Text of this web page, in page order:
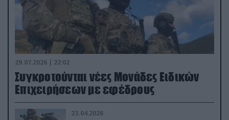
29.07.2026 | 22:02
Συγκροτούνται νέες Μονάδες Ειδικών
Επιχειρήσεων με εφέδρους
23.04.2026